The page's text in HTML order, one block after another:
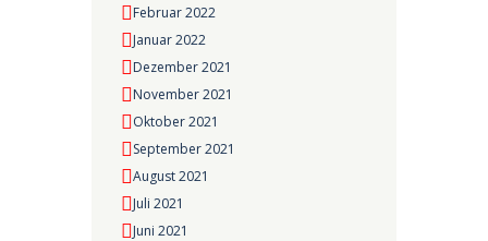
Februar 2022
Januar 2022
Dezember 2021
November 2021
Oktober 2021
September 2021
August 2021
Juli 2021
Juni 2021